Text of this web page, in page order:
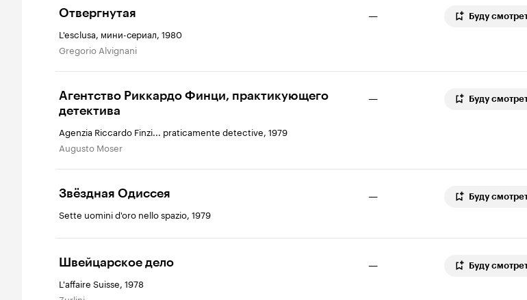
Отвергнутая
L'esclusa, мини-сериал, 1980
Gregorio Alvignani
— Буду
Агентство Риккардо Финци, практикующего
детектива
Agenzia Riccardo Finzi... praticamente detective, 1979
Augusto Moser
— Буду
Звёздная Одиссея
Sette uomini d'oro nello spazio, 1979
— Буду
Швейцарское дело
L'affaire Suisse, 1978
— Буду